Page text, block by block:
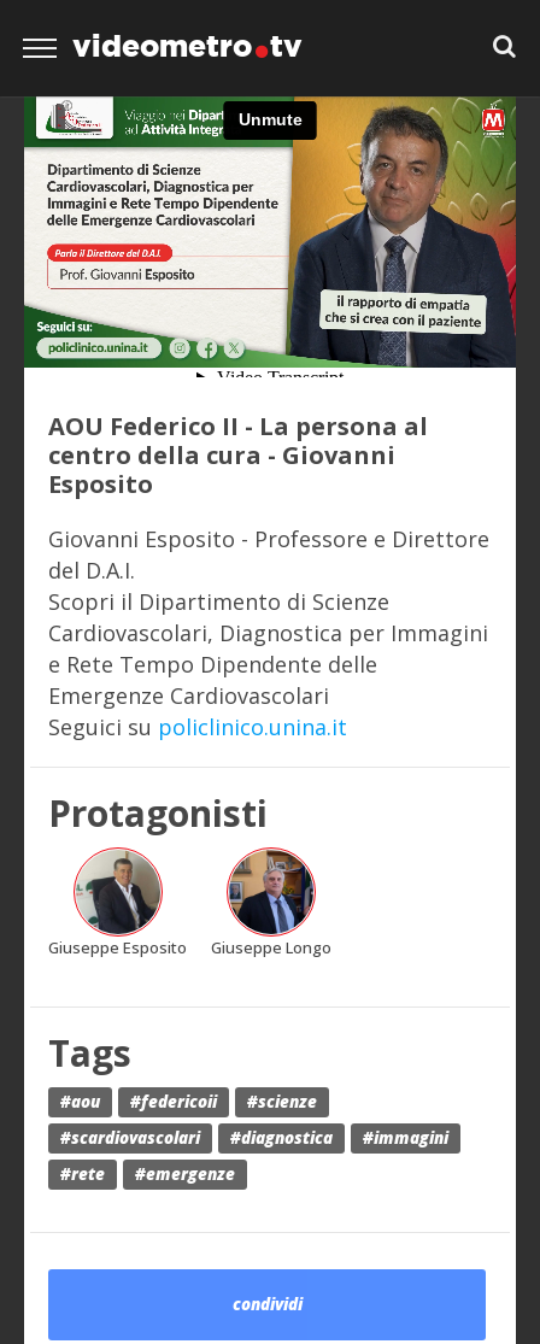
videometro tv
AOU Federico II - La persona al
centro della cura - Giovanni
Esposito
Giovanni Esposito - Professore e Direttore
del D.A.I.
Scopri il Dipartimento di Scienze
Cardiovascolari, Diagnostica per Immagini
e Rete Tempo Dipendente delle
Emergenze Cardiovascolari
Seguici su policlinico.unina.it
Protagonisti
Giuseppe Esposito Giuseppe Longo
Tags
#aou #federicoii
#scienze
#scardiovascolari
#diagnostica
#immagini
#rete
#emergenze
condividi